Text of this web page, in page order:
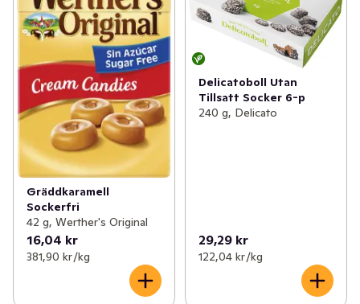
Gräddkaramell
Sockerfri
42 g, Werther's Original
16,04 kr
381,90 kr /kg
Delicatoboll Utan
Tillsatt Socker 6-p
240 g, Delicato
29,29 kr
122,04 kr /kg